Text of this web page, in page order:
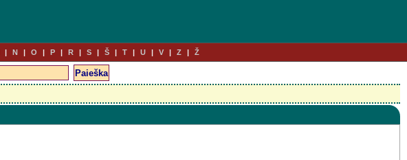
N O P R S Š T U V Z Ž